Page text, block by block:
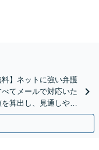
料】ネットに強い弁護
てメールで対応いた
算出し、見通しや費
ます。